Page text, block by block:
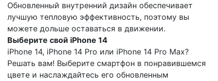
Обновленный внутренний дизайн обеспечивает
лучшую тепловую эффективность, поэтому вы
можете дольше оставаться в движении.
Выберите свой iPhone 14
iPhone 14, iPhone 14 Pro или iPhone 14 Pro Max?
Решать вам! Выберите смартфон в понравившемся
цвете и наслаждайтесь его обновленным